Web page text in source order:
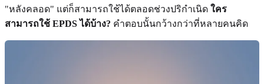
"หลังคลอด" แต่ก็สามารถใช้ได้ตลอดช่วงปริกำเนิด ใคร
สามารถใช้ EPDS ได้บ้าง? คำตอบนั้นกว้างกว่าที่หลายคนคิด